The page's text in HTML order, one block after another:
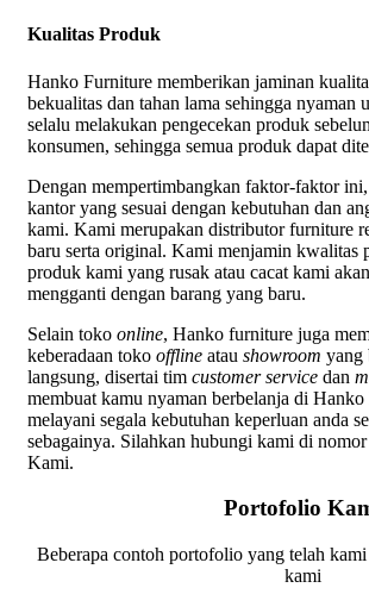
Kualitas Produk
Hanko Furniture memberikan jaminan
bekualitas dan tahan lama sehingga
selalu melakukan pengecekan produk
konsumen, sehingga semua produk dapat
Dengan mempertimbangkan faktor-faktor
kantor yang sesuai dengan kebutuhan dan
kami. Kami merupakan distributor furniture
baru serta original. Kami menjamin kwalitas
produk kami yang rusak atau cacat kami
mengganti dengan barang yang baru.
Selain toko online, Hanko furniture juga
keberadaan toko offline atau showroom yang
langsung, disertai tim customer service dan
membuat kamu nyaman berbelanja di
melayani segala kebutuhan keperluan anda
sebagainya. Silahkan hubungi kami di
Kami.
Portofolio
Beberapa contoh portofolio yang telah
kami